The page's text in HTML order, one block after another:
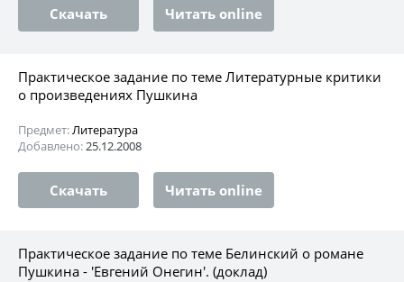
Скачать Читать online
Практическое задание по теме Литературные критики
о произведениях Пушкина
Предмет:Литература
Добавлено:25.12.2008
Скачать Читать online
Практическое задание по теме Белинский о романе
Пушкина - 'Евгений Онегин'. (доклад)